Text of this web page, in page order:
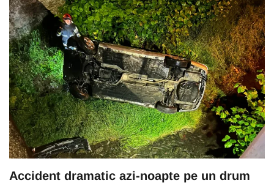
Accident dramatic azi-noapte pe un drum